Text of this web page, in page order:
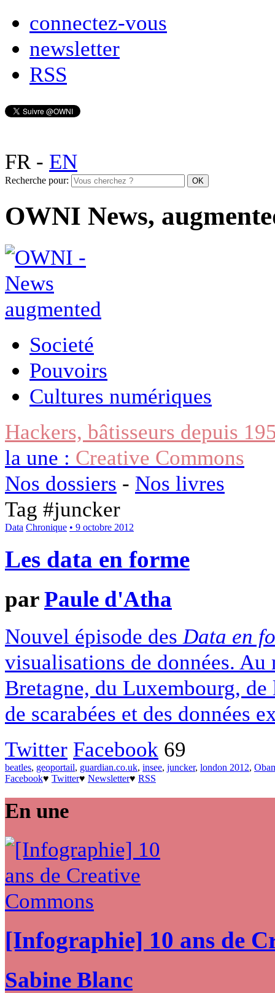
connectez-vous
newsletter
RSS
FR- EN
Recherche pour:
OWNI News,
Societé
Pouvoirs
Cultures numériques
Hackers, bâtisseurs depuis
la une : Creative Commons
Nos dossiers - Nos livres
Tag #juncker
Data Chronique • 9 octobre 2012
Les data en forme
parPaule d'Atha
Nouvel épisode desData en
visualisations de données. Au
Bretagne, du Luxembourg,
de scarabées et des données
Twitter Facebook 69
beatles, geoportail, guardian.co.uk, insee, juncker, london 2012,
Facebook♥ Twitter♥ Newsletter♥ RSS
En une
[Infographie] 10 ans de
Sabine Blanc